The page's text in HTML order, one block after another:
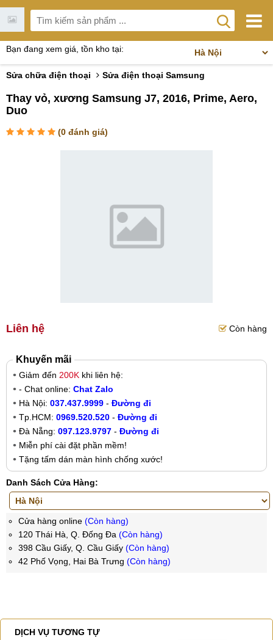
Bạn đang xem giá, tồn kho tại:
Sửa chữa điện thoại Sửa điện thoại Samsung
Thay vỏ, xương Samsung J7, 2016, Prime, Aero,
Duo
(0 đánh giá)
Liên hệ Còn hàng
Khuyến mãi
Giảm đến 200K khi liên hệ:
- Chat online: Chat Zalo
Hà Nội: 037.437.9999 - Đường đi
Tp.HCM: 0969.520.520 - Đường đi
Đà Nẵng: 097.123.9797 - Đường đi
Miễn phí cài đặt phần mềm!
Tặng tấm dán màn hình chống xước!
Danh Sách Cửa Hàng:
Cửa hàng online (Còn hàng)
120 Thái Hà, Q. Đống Đa (Còn hàng)
398 Cầu Giấy, Q. Cầu Giấy (Còn hàng)
42 Phố Vọng, Hai Bà Trưng (Còn hàng)
DỊCH VỤ TƯƠNG TỰ